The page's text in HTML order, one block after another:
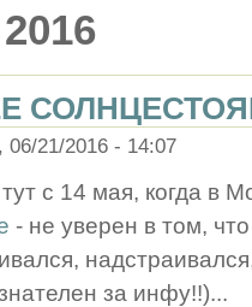
06/21/2016 - 14:07
с 14 мая, когда в
- не уверен в том,
за инфу!!)...